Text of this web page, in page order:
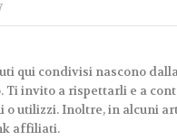
qui condivisi nascono
Ti invito a rispettarli e a
o utilizzi. Inoltre, in alcuni
affiliati.